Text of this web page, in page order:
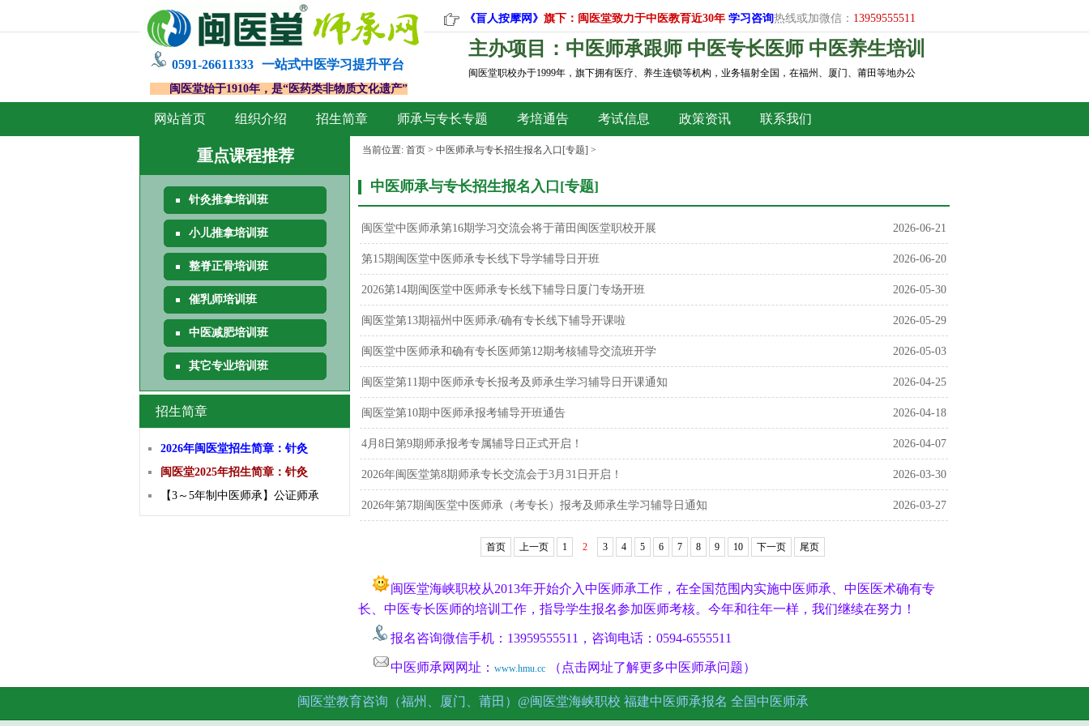
网站首页 组织介绍 招生简章 师承与专长专题 考培通告 考试信息 政策资讯 联系我们
0591-26611333 一站式中医学习提升平台
闽医堂始于1910年，是“医药类非物质文化遗产”
《盲人按摩网》 旗下：闽医堂致力于中医教育近30年 学习 咨询热线或加微信： 13959555511
主办项目：中医师承跟师 中医专长医师 中医养生培训
闽医堂职校办于1999年，旗下拥有医疗、养生连锁等机构，业务辐射全国，在福州、厦门、莆田等地办公
重点课程推荐
针灸推拿培训班
小儿推拿培训班
整脊正骨培训班
催乳师培训班
中医减肥培训班
其它专业培训班
招生简章
2026年闽医堂招生简章：针灸
闽医堂2025年招生简章：针灸
【3～5年制中医师承】公证师承
当前位置: 首页 > 中医师承与专长招生报名入口[专题] >
中医师承与专长招生报名入口[专题]
2026-06-21
闽医堂中医师承第16期学习交流会将于莆田闽医堂职校开展
2026-06-20
第15期闽医堂中医师承专长线下导学辅导日开班
2026-05-30
2026第14期闽医堂中医师承专长线下辅导日厦门专场开班
2026-05-29
闽医堂第13期福州中医师承/确有专长线下辅导开课啦
2026-05-03
闽医堂中医师承和确有专长医师第12期考核辅导交流班开学
2026-04-25
闽医堂第11期中医师承专长报考及师承生学习辅导日开课通知
2026-04-18
闽医堂第10期中医师承报考辅导开班通告
2026-04-07
4月8日​第9期师承报考专属辅导日正式开启！
2026-03-30
2026年闽医堂第8期师承专长交流会于3月31日开启！
2026-03-27
2026年第7期闽医堂中医师承（考专长）报考及师承生学习辅导日通知
首页 上一页 1 2 3 4 5 6 7 8 9 10 下一页 尾页
闽医堂海峡职校从2013年开始介入中医师承工作，在全国范围内实施中医师承、中医医术确有专
长、中医专长医师的培训工作，指导学生报名参加医师考核。今年和往年一样，我们继续在努力！
报名咨询微信手机：13959555511，咨询电话：0594-6555511
中医师承网网址： www.hmu.cc （点击网址了解更多中医师承问题）
闽医堂教育咨询（福州、厦门、莆田）@闽医堂海峡职校 福建中医师承报名 全国中医师承
报名